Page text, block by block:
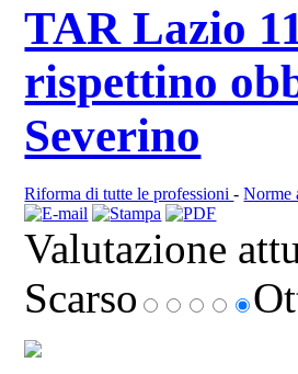
TAR Lazio
rispettino
Severino
Riforma di tutte le professioni-Norme
Valutazione
Scarso